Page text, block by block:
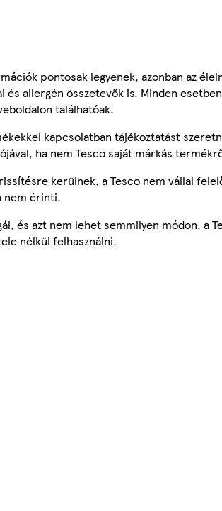
pontosak legyenek, azonban az
és allergén összetevők is. Minden
találhatóak.
kapcsolatban tájékoztatást
ha nem Tesco saját márkás
kerülnek, a Tesco nem vállal
nem érinti.
és azt nem lehet semmilyen módon, a
nélkül felhasználni.